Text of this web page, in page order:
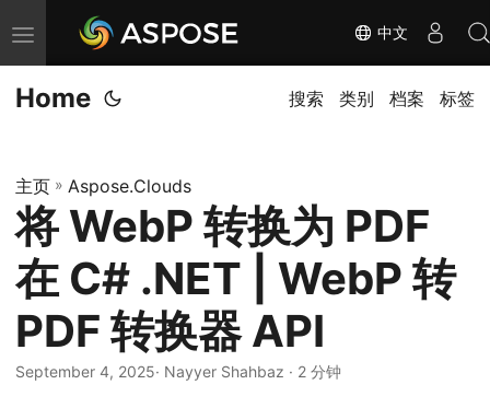
切
换
导
中文
Home 搜索 类别 档案 标签
主页 » Aspose.Clouds
将 WebP 转换为 PDF
在 C# .NET | WebP 转
PDF 转换器 API
September 4, 2025· Nayyer Shahbaz · 2 分钟